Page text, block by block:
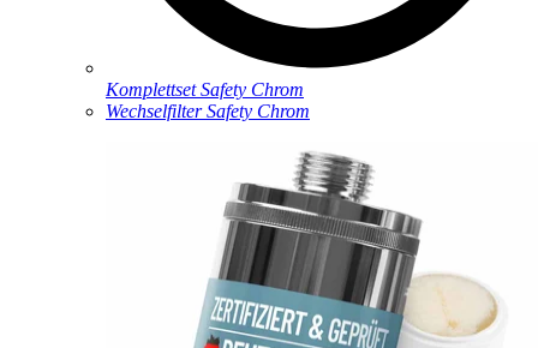
Komplettset Safety Chrom
Wechselfilter Safety Chrom